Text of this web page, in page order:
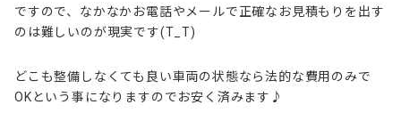
ですので、なかなかお電話やメールで正確なお見積もりを出す
のは難しいのが現実です(T_T)
どこも整備しなくても良い車両の状態なら法的な費用のみで
OKという事になりますのでお安く済みます♪